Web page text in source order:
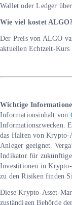
Wallet oder Ledger
Wie viel kostet ALGO?
Der Preis von ALGO
aktuellen Echtzeit-
Wichtige
Informationsinhalt von
Informationszwecken.
das Halten von Krypto-
Anleger geeignet.
Indikator für
Investitionen in
zu den Risiken finden
Diese Krypto-Asset-
zuständigen Behörde